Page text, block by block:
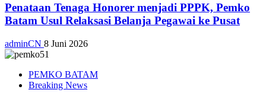
Penataan Tenaga Honorer menjadi PPPK, Pemko
Batam Usul Relaksasi Belanja Pegawai ke Pusat
adminCN 8 Juni 2026
PEMKO BATAM
Breaking News